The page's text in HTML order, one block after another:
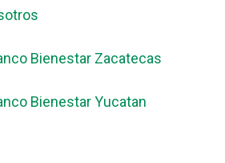
Bienestar Zacatecas
Bienestar Yucatan